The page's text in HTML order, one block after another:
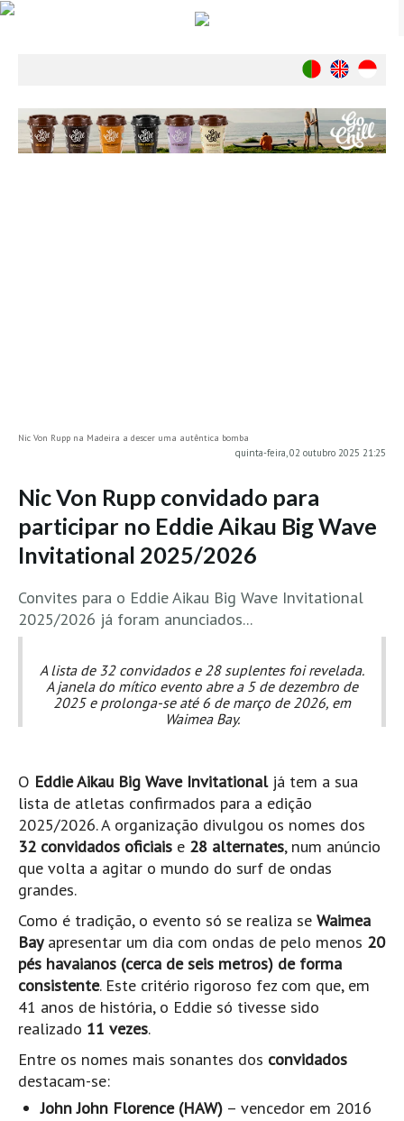
Internacionais
Ambiente
Viana Pontão HD
Ofir
GRANDE PORTO
Aguçadoura HD
Póvoa de Varzim - Ferrari HD
Azurara HD
Mindelo meia laranja HD
Pedras do Corgo - Melanina HD
Cabo do Mundo HD
Leça - L'Kodak (Aterro) HD
Leça da Palmeira HD
Leça da Palmeira bar Oscar HD
Matosinhos HD
Matosinhos - Vagas Bar HD
Cabedelo do Porto
Espinho vista aérea HD
Nic Von Rupp na Madeira a descer uma autêntica bomba
quinta-feira, 02 outubro 2025 21:25
Nic Von Rupp convidado para
participar no Eddie Aikau Big Wave
Invitational 2025/2026
Convites para o Eddie Aikau Big Wave Invitational
2025/2026 já foram anunciados...
A lista de 32 convidados e 28 suplentes foi revelada.
A janela do mítico evento abre a 5 de dezembro de
2025 e prolonga-se até 6 de março de 2026, em
Waimea Bay.
O Eddie Aikau Big Wave Invitationaljá tem a sua
lista de atletas confirmados para a edição
2025/2026. A organização divulgou os nomes dos
32 convidados oficiais e 28 alternates, num anúncio
que volta a agitar o mundo do surf de ondas
grandes.
Como é tradição, o evento só se realiza se Waimea
Bayapresentar um dia com ondas de pelo menos 20
pés havaianos (cerca de seis metros) de forma
consistente. Este critério rigoroso fez com que, em
41 anos de história, o Eddie só tivesse sido
realizado 11 vezes.
Entre os nomes mais sonantes dos convidados
destacam-se:
John John Florence (HAW) – vencedor em 2016